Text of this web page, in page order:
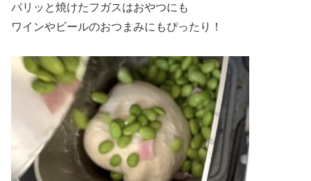
パリッと焼けたフガスはおやつにも
ワインやビールのおつまみにもぴったり！